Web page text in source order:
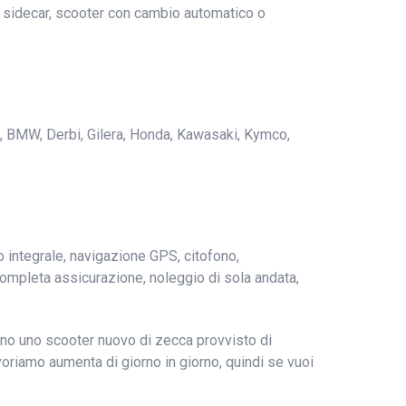
scooter con cambio automatico o
Derbi, Gilera, Honda, Kawasaki, Kymco,
navigazione GPS, citofono,
assicurazione, noleggio di sola andata,
uno scooter nuovo di zecca provvisto di
aumenta di giorno in giorno, quindi se vuoi